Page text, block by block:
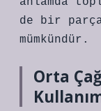
de bir
mümkündür.
Orta